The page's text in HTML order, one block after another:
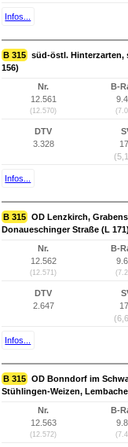
Infos...
B 315 süd-östl. Hinterzarten,
156)
Nr.
12.561
(12.570)
B-
DTV
3.328
Infos...
B 315 OD Lenzkirch,
Donaueschinger Straße (L 171)
Nr.
12.562
(12.571)
B-
DTV
2.647
Infos...
B 315 OD Bonndorf im
Stühlingen-Weizen,
Nr.
12.563
(12.572)
B-